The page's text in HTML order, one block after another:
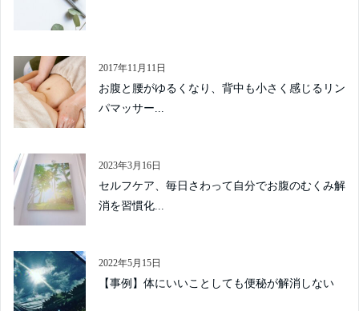
2017年11月11日
お腹と腰がゆるくなり、背中も小さく感じるリン
パマッサー...
2023年3月16日
セルフケア、毎日さわって自分でお腹のむくみ解
消を習慣化...
2022年5月15日
【事例】体にいいことしても便秘が解消しない